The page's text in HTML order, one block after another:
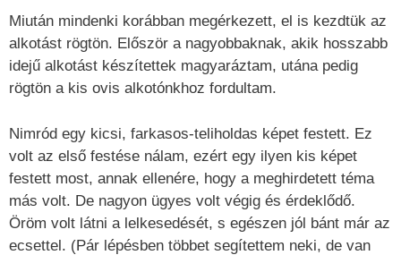
Miután mindenki korábban megérkezett, el is kezdtük az
alkotást rögtön. Először a nagyobbaknak, akik hosszabb
idejű alkotást készítettek magyaráztam, utána pedig
rögtön a kis ovis alkotónkhoz fordultam.
Nimród egy kicsi, farkasos-teliholdas képet festett. Ez
volt az első festése nálam, ezért egy ilyen kis képet
festett most, annak ellenére, hogy a meghirdetett téma
más volt. De nagyon ügyes volt végig és érdeklődő.
Öröm volt látni a lelkesedését, s egészen jól bánt már az
ecsettel. (Pár lépésben többet segítettem neki, de van